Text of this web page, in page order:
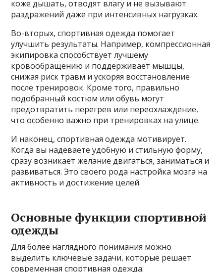
коже дышать, отводят влагу и не вызывают
раздражений даже при интенсивных нагрузках.
Во-вторых, спортивная одежда помогает
улучшить результаты. Например, компрессионная
экипировка способствует лучшему
кровообращению и поддерживает мышцы,
снижая риск травм и ускоряя восстановление
после тренировок. Кроме того, правильно
подобранный костюм или обувь могут
предотвратить перегрев или переохлаждение,
что особенно важно при тренировках на улице.
И наконец, спортивная одежда мотивирует.
Когда вы надеваете удобную и стильную форму,
сразу возникает желание двигаться, заниматься и
развиваться. Это своего рода настройка мозга на
активность и достижение целей.
Основные функции спортивной
одежды
Для более наглядного понимания можно
выделить ключевые задачи, которые решает
современная спортивная одежда: